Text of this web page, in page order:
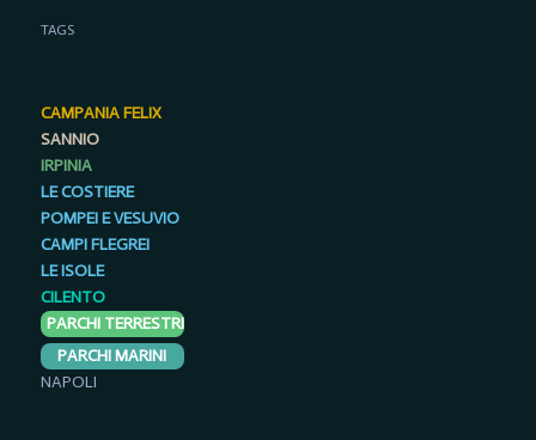
TAGS
CAMPANIA FELIX
SANNIO
IRPINIA
LE COSTIERE
POMPEI E VESUVIO
CAMPI FLEGREI
LE ISOLE
CILENTO
PARCHI TERRESTRI
PARCHI MARINI
NAPOLI